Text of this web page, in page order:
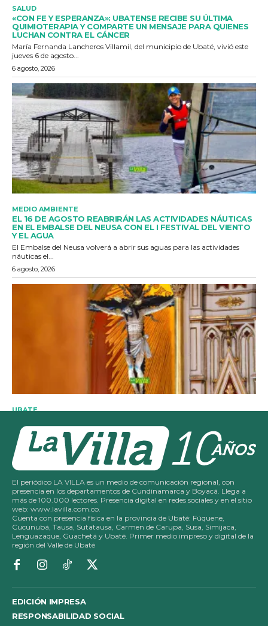
El periódico LA VILLA es un medio de comunicación regional, con
presencia en los departamentos de Cundinamarca y Boyacá. Llega a
más de 100.000 lectores. Presencia digital en redes sociales y en el sitio
web: www.lavilla.com.co.
Cuenta con presencia física en la provincia de Ubaté: Fúquene,
Cucunubá, Tausa, Sutatausa, Carmen de Carupa, Susa, Simijaca,
Lenguazaque, Guachetá y Ubaté. Primer medio impreso y digital de la
región del Valle de Ubaté
EDICIÓN IMPRESA
RESPONSABILIDAD SOCIAL